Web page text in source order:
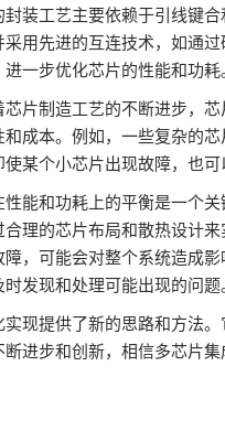
装工艺主要依赖于引线键
用先进的互连技术，如通
一步优化芯片的性能和功耗
片制造工艺的不断进步，
成本。例如，一些复杂的
个小芯片出现故障，也
能和功耗上的平衡是一个
理的芯片布局和散热设计
，可能会对整个系统造成
发现和处理可能出现的问题
提供了新的思路和方法
进步和创新，相信多芯片